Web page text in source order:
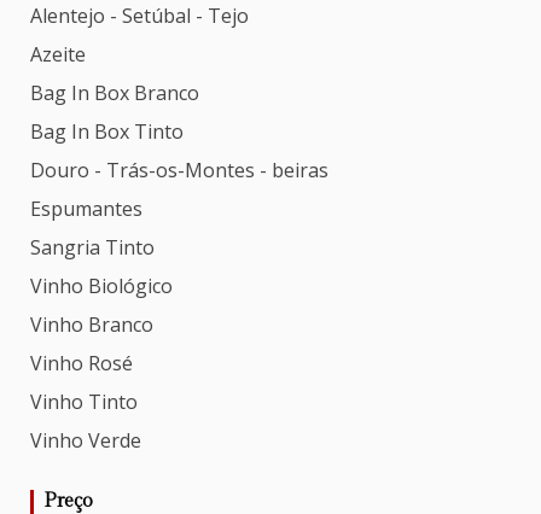
Alentejo - Setúbal - Tejo
Azeite
Bag In Box Branco
Bag In Box Tinto
Douro - Trás-os-Montes - beiras
Espumantes
Sangria Tinto
Vinho Biológico
Vinho Branco
Vinho Rosé
Vinho Tinto
Vinho Verde
Preço